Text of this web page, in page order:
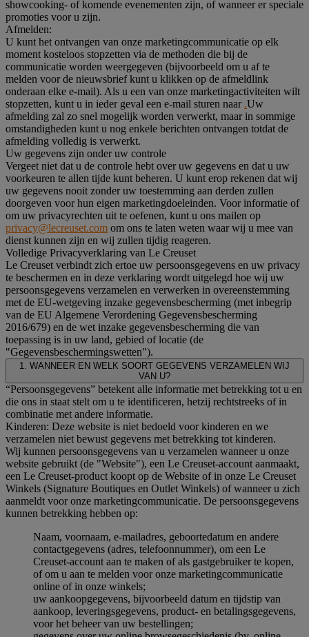
showcooking- of komende evenementen zijn, of wanneer er speciale
promoties voor u zijn.
Afmelden:
U kunt het ontvangen van onze marketingcommunicatie op elk
moment kosteloos stopzetten via de methoden die bij de
communicatie worden weergegeven (bijvoorbeeld om u af te
melden voor de nieuwsbrief kunt u klikken op de afmeldlink
onderaan elke e-mail). Als u een van onze marketingactiviteiten wilt
stopzetten, kunt u in ieder geval een e-mail sturen naar .Uw
afmelding zal zo snel mogelijk worden verwerkt, maar in sommige
omstandigheden kunt u nog enkele berichten ontvangen totdat de
afmelding volledig is verwerkt.
Uw gegevens zijn onder uw controle
Vergeet niet dat u de controle hebt over uw gegevens en dat u uw
voorkeuren te allen tijde kunt beheren. U kunt erop rekenen dat wij
uw gegevens nooit zonder uw toestemming aan derden zullen
doorgeven voor hun eigen marketingdoeleinden. Voor informatie of
om uw privacyrechten uit te oefenen, kunt u ons mailen op
privacy@lecreuset.com om ons te laten weten waar wij u mee van
dienst kunnen zijn en wij zullen tijdig reageren.
Volledige Privacyverklaring van Le Creuset
Le Creuset verbindt zich ertoe uw persoonsgegevens en uw privacy
te beschermen en in deze verklaring wordt uitgelegd hoe wij uw
persoonsgegevens verzamelen en verwerken in overeenstemming
met de EU-wetgeving inzake gegevensbescherming (met inbegrip
van de EU Algemene Verordening Gegevensbescherming
2016/679) en de wet inzake gegevensbescherming die van
toepassing is in uw land, gebied of locatie (de
"Gegevensbeschermingswetten").
1. WANNEER EN WELK SOORT GEGEVENS VERZAMELEN WIJ
VAN U?
“Persoonsgegevens” betekent alle informatie met betrekking tot u en
die ons in staat stelt om u te identificeren, hetzij rechtstreeks of in
combinatie met andere informatie.
Kinderen: Deze website is niet bedoeld voor kinderen en we
verzamelen niet bewust gegevens met betrekking tot kinderen.
Wij kunnen persoonsgegevens van u verzamelen wanneer u onze
website gebruikt (de "Website"), een Le Creuset-account aanmaakt,
een Le Creuset-product koopt op de Website of in onze Le Creuset
Winkels (Signature Boutiques en Outlet Winkels) of wanneer u zich
aanmeldt voor onze marketingcommunicatie. De persoonsgegevens
kunnen betrekking hebben op:
Naam, voornaam, e-mailadres, geboortedatum en andere
contactgegevens (adres, telefoonnummer), om een Le
Creuset-account aan te maken of als gastgebruiker te kopen,
of om u aan te melden voor onze marketingcommunicatie
online of in onze winkels;
uw aankoopgegevens, bijvoorbeeld datum en tijdstip van
aankoop, leveringsgegevens, product- en betalingsgegevens,
voor het beheer van uw bestellingen;